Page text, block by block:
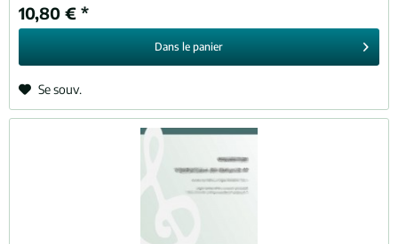
10,80 € *
Dans le panier
Se souv.